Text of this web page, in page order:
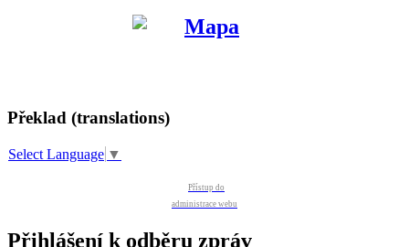
Překlad (translations)
Select Language ▼
Přístup do
administrace webu
Přihlášení k odběru zpráv